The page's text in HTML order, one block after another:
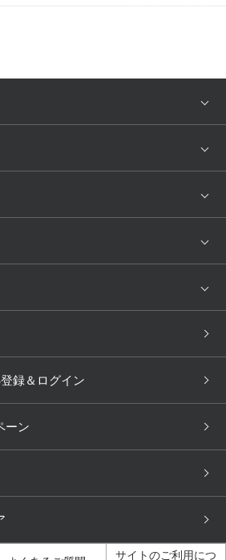
une nana cool
Mens Innerwear
ワコールスタイル
ナム
人間科学研究開発センター見
学
ガイド（マンガ）
録＆ログイン
ーン
サイトのご利用につ